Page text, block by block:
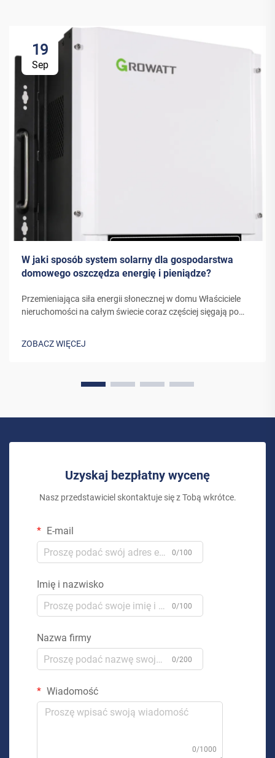
19
Sep
W jaki sposób system solarny dla gospodarstwa
domowego oszczędza energię i pieniądze?
Przemieniająca siła energii słonecznej w domu Właściciele
nieruchomości na całym świecie coraz częściej sięgają po
domowego to coś więcej niż tylko inwestycja w...
ZOBACZ WIĘCEJ
Uzyskaj bezpłatny wycenę
Nasz przedstawiciel skontaktuje się z Tobą wkrótce.
E-mail
0/100
Imię i nazwisko
0/100
Nazwa firmy
0/200
Wiadomość
0/1000